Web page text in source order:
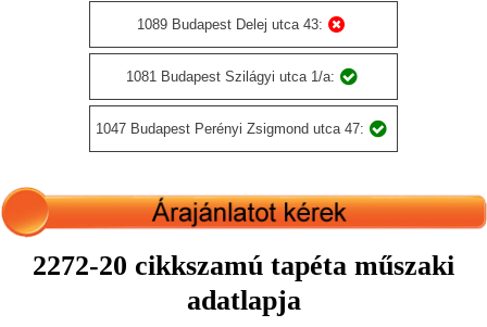
1089 Budapest Delej utca 43:
1081 Budapest Szilágyi utca 1/a:
1047 Budapest Perényi Zsigmond utca 47:
2272-20 cikkszamú tapéta műszaki
adatlapja